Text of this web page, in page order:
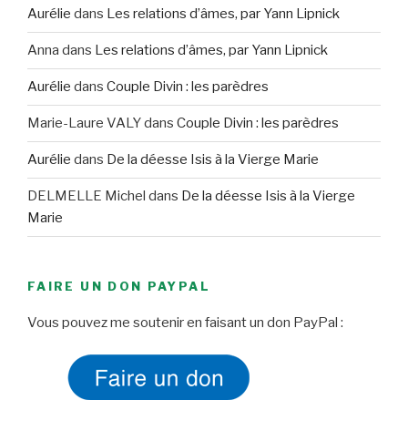
Aurélie dans Les relations d’âmes, par Yann Lipnick
Anna dans Les relations d’âmes, par Yann Lipnick
Aurélie dans Couple Divin : les parèdres
Marie-Laure VALYdans Couple Divin : les parèdres
Aurélie dans De la déesse Isis à la Vierge Marie
DELMELLE Michel dans De la déesse Isis à la Vierge
Marie
FAIRE UN DON PAYPAL
Vous pouvez me soutenir en faisant un don PayPal :